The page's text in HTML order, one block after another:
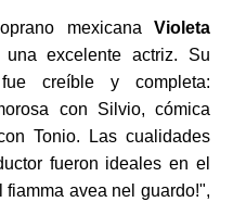
mexicana Violeta
excelente actriz. Su
creíble y completa:
con Silvio, cómica
Tonio. Las cualidades
fueron ideales en el
avea nel guardo!",